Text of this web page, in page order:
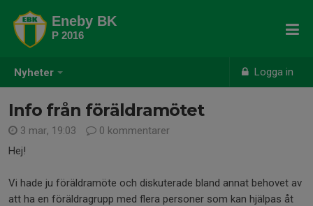
Nyheter Logga in
Eneby BK
P 2016
Info från föräldramötet
3 mar, 19:03
0 kommentarer
Hej!
Vi hade ju föräldramöte och diskuterade bland annat behovet av
att ha en föräldragrupp med flera personer som kan hjälpas åt